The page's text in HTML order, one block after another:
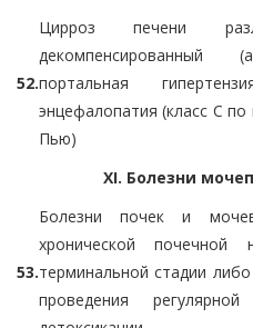
52.
Цирроз печени
декомпенсированный
портальная
энцефалопатия (класс C
Пью)
XI. Болезни
53.
Болезни почек и
хронической почечной
терминальной стадии
проведения регулярной